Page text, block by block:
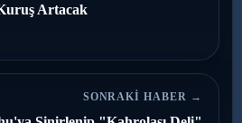
Artacak
SONRAKI HABER →